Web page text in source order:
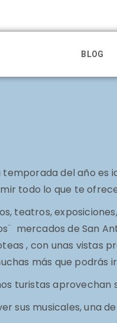
BLOG
del año es
todo lo que te
teatros,
mercados de San
, con unas vistas
más que podrás
turistas
musicales, una